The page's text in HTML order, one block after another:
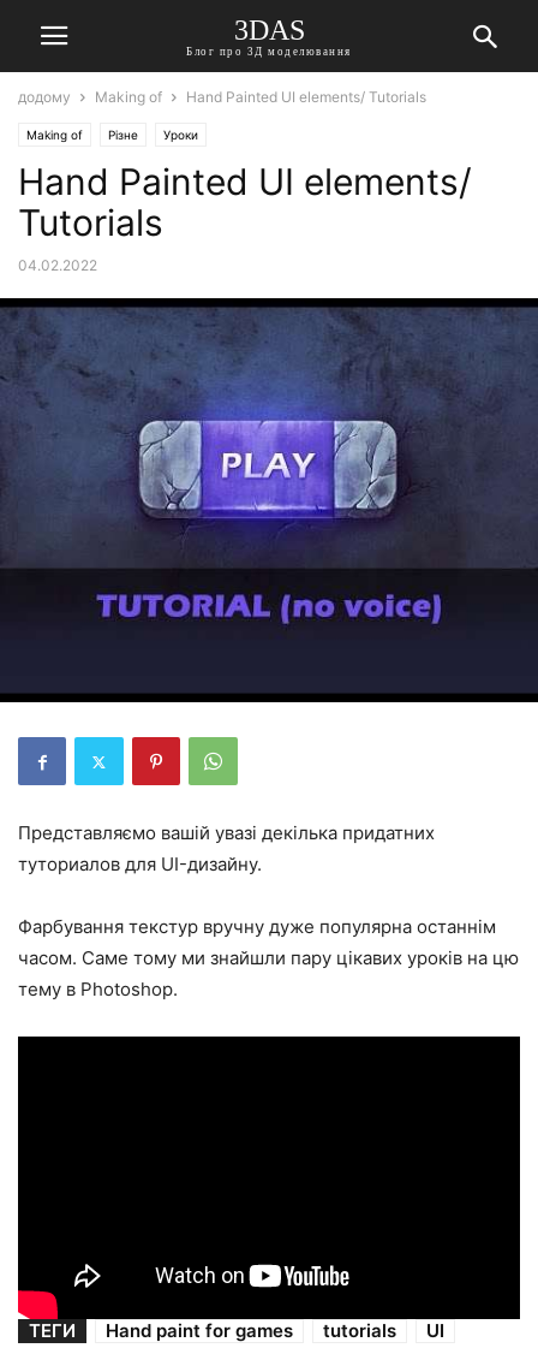
3DAS
Блог про 3Д моделювання
додому Making of Hand Painted UI elements/ Tutorials
Making of Різне Уроки
Hand Painted UI elements/
Tutorials
04.02.2022
Представляємо вашій увазі декілька придатних
туториалов для UI-дизайну.
Фарбування текстур вручну дуже популярна останнім
часом. Саме тому ми знайшли пару цікавих уроків на цю
тему в Photoshop.
ТЕГИ Hand paint for games tutorials UI